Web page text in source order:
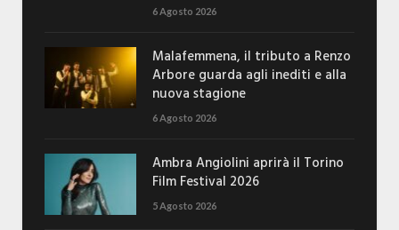
6 Agosto 2026
Malafemmena, il tributo a Renzo
Arbore guarda agli inediti e alla
nuova stagione
6 Agosto 2026
Ambra Angiolini aprirà il Torino
Film Festival 2026
5 Agosto 2026